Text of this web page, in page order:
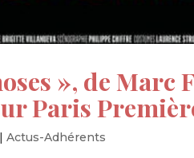
», de Marc
Paris
|Actus-Adhérents